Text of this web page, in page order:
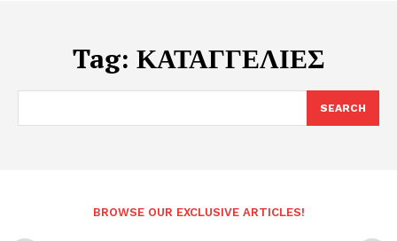
Tag: ΚΑΤΑΓΓΕΛΙΕΣ
SEARCH
BROWSE OUR EXCLUSIVE ARTICLES!